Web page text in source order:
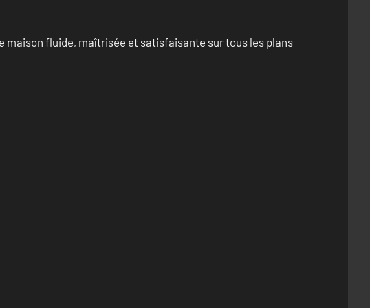
maison fluide, maîtrisée et satisfaisante sur tous les plans